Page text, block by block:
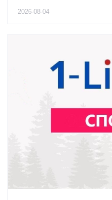
2026-08-04